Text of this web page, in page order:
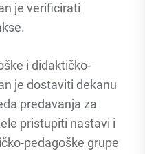
je verificirati
i didaktičko-
je dostaviti dekanu
predavanja za
pristupiti nastavi i
pedagoške grupe